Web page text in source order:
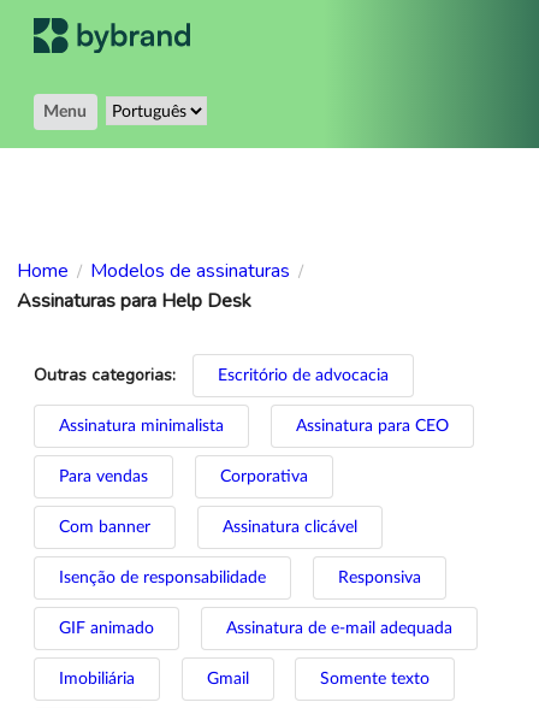
Menu
Home / Modelos de assinaturas /
Assinaturas para Help Desk
Outras categorias: Escritório de advocacia
Assinatura minimalista Assinatura para CEO
Para vendas Corporativa
Com banner Assinatura clicável
Isenção de responsabilidade Responsiva
GIF animado Assinatura de e-mail adequada
Imobiliária Gmail Somente texto